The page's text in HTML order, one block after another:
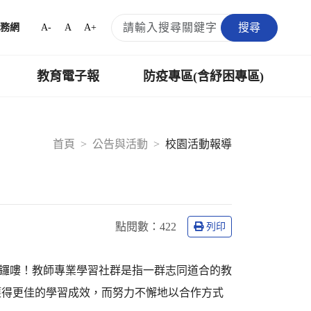
網 A- A A+ 搜尋
教育電子報 防疫專區(含紓困專區)
首頁 公告與活動 校園活動報導
點閱數： 422 列印
嘍！教師專業學習社群是指一群志同道合的教
更佳的學習成效，而努力不懈地以合作方式